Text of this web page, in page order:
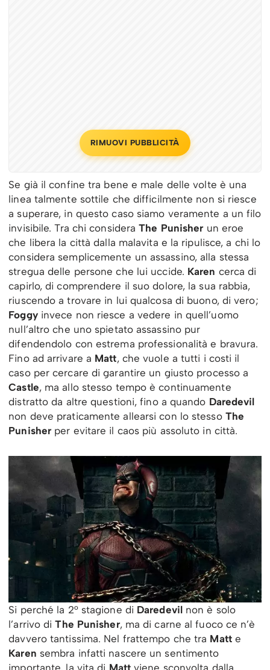
RIMUOVI PUBBLICITÀ
Se già il confine tra bene e male delle volte è una
linea talmente sottile che difficilmente non si riesce
a superare, in questo caso siamo veramente a un filo
invisibile. Tra chi consideraThe Punisherun eroe
che libera la città dalla malavita e la ripulisce, a chi lo
considera semplicemente un assassino, alla stessa
stregua delle persone che lui uccide. Karen cerca di
capirlo, di comprendere il suo dolore, la sua rabbia,
riuscendo a trovare in lui qualcosa di buono, di vero;
Foggyinvece non riesce a vedere in quell’uomo
null’altro che uno spietato assassino pur
difendendolo con estrema professionalità e bravura.
Fino ad arrivare a Matt, che vuole a tutti i costi il
caso per cercare di garantire un giusto processo a
Castle, ma allo stesso tempo è continuamente
distratto da altre questioni, fino a quando Daredevil
non deve praticamente allearsi con lo stesso The
Punisherper evitare il caos più assoluto in città.
Si perché la 2° stagione di Daredevilnon è solo
l’arrivo diThe Punisher, ma di carne al fuoco ce n’è
davvero tantissima. Nel frattempo che tra Matt e
Karen sembra infatti nascere un sentimento
importante, la vita di Mattviene sconvolta dalla